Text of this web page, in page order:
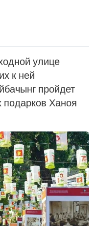
улице
к ней
пройдет
подарков Ханоя